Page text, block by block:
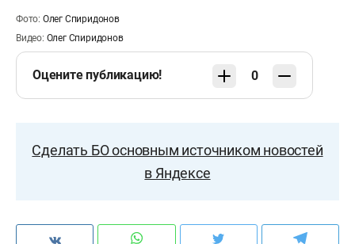
Фото: Олег Спиридонов
Видео: Олег Спиридонов
Оцените публикацию! 0
Сделать БО основным источником новостей
в Яндексе